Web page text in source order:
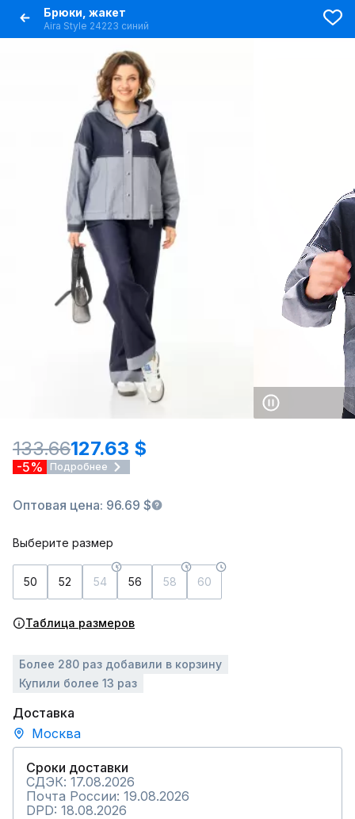
Брюки, жакет
Aira Style 24223 синий
133.66127.63 $
-5% Подробнее
Оптовая цена: 96.69 $
Выберите размер
50 52 54 56 58 60
Таблица размеров
Более 280 раз добавили в корзину
Купили более 13 раз
Доставка
Москва
Сроки доставки
СДЭК: 17.08.2026
Почта России: 19.08.2026
DPD: 18.08.2026